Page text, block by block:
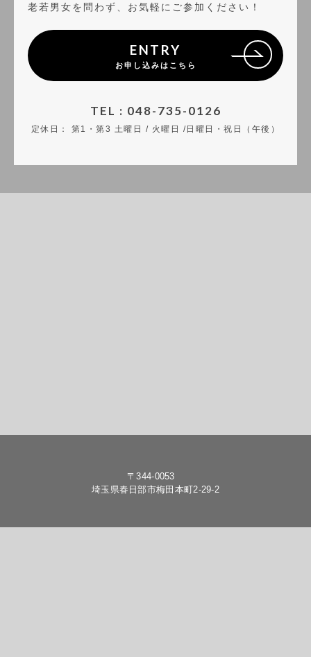
老若男女を問わず、お気軽にご参加ください！
ENTRY
お申し込みはこちら
TEL : 048-735-0126
定休日： 第1・第3 土曜日 / 火曜日 /日曜日・祝日（午後）
〒344-0053
埼玉県春日部市梅田本町2-29-2